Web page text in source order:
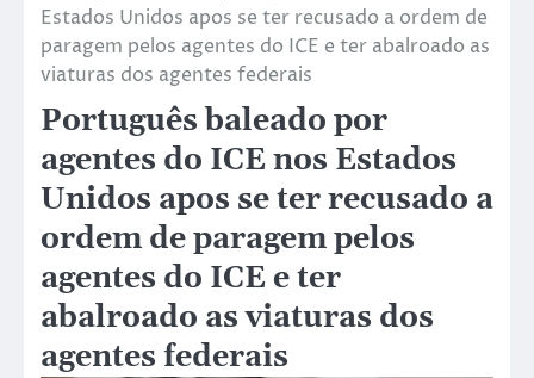
Estados Unidos apos se ter recusado a ordem de
paragem pelos agentes do ICE e ter abalroado as
viaturas dos agentes federais
Português baleado por
agentes do ICE nos Estados
Unidos apos se ter recusado a
ordem de paragem pelos
agentes do ICE e ter
abalroado as viaturas dos
agentes federais